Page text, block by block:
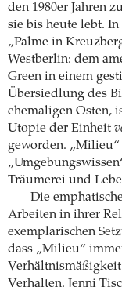
den 1980er Jahren
sie bis heute lebt.
„Palme in
Westberlin: dem
Green in einem
Übersiedlung des
ehemaligen Osten,
Utopie der Einheit
geworden.
Träumerei und
Die
Arbeiten in ihrer
exemplarischen
dass „Milieu“
Verhalten. Jenni